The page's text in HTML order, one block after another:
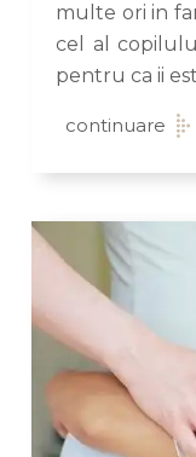
multe ori in
cel al
pentru ca ii
continuare